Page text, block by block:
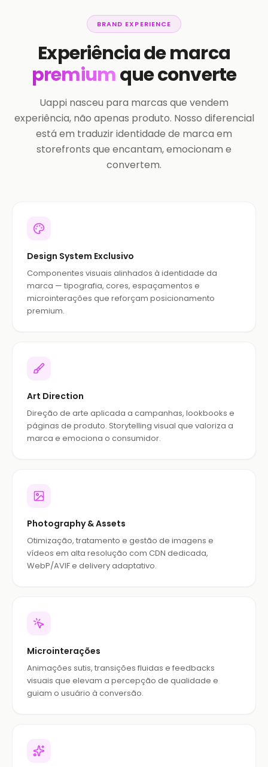
BRAND EXPERIENCE
Experiência de marca
premiumque converte
Uappi nasceu para marcas que vendem
experiência, não apenas produto. Nosso diferencial
está em traduzir identidade de marca em
storefronts que encantam, emocionam e
convertem.
Design System Exclusivo
Componentes visuais alinhados à identidade da
marca — tipografia, cores, espaçamentos e
microinterações que reforçam posicionamento
premium.
Art Direction
Direção de arte aplicada a campanhas, lookbooks e
páginas de produto. Storytelling visual que valoriza a
marca e emociona o consumidor.
Photography & Assets
Otimização, tratamento e gestão de imagens e
vídeos em alta resolução com CDN dedicada,
WebP/AVIF e delivery adaptativo.
Microinterações
Animações sutis, transições fluidas e feedbacks
visuais que elevam a percepção de qualidade e
guiam o usuário à conversão.